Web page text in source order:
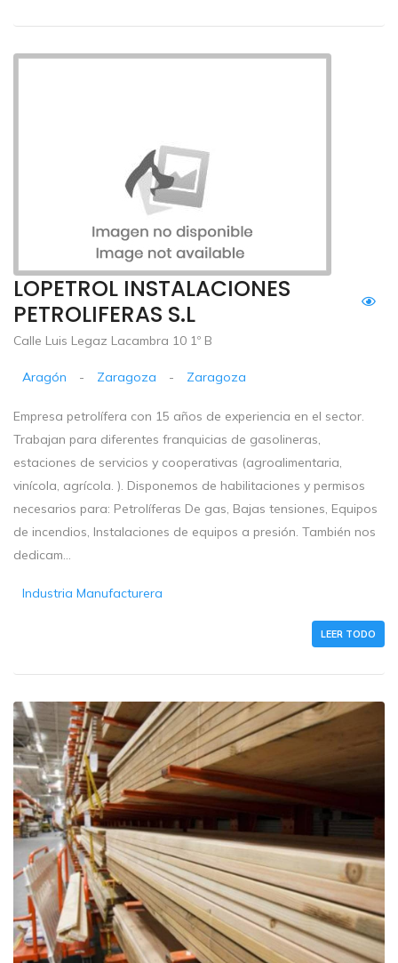
LOPETROL INSTALACIONES
PETROLIFERAS S.L
Calle Luis Legaz Lacambra 10 1º B
Aragón - Zaragoza - Zaragoza
Empresa petrolífera con 15 años de experiencia en el sector.
Trabajan para diferentes franquicias de gasolineras,
estaciones de servicios y cooperativas (agroalimentaria,
vinícola, agrícola. ). Disponemos de habilitaciones y permisos
necesarios para: Petrolíferas De gas, Bajas tensiones, Equipos
de incendios, Instalaciones de equipos a presión. También nos
dedicam...
Industria Manufacturera
LEER TODO